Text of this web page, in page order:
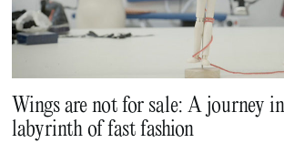
Wings are not for sale: A journey
labyrinth of fast fashion